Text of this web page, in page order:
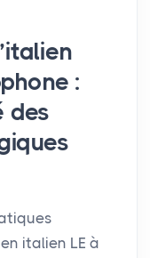
:
des
italien LE à